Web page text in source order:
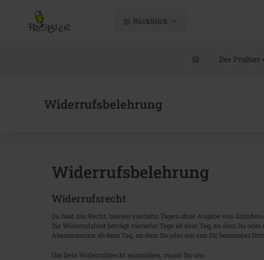
Rückblick
Der
Widerrufsbelehrung
Widerrufsbelehrung
Widerrufsrecht
Du hast das Recht, binnen vierzehn Tagen ohne Angabe von
Die Widerrufsfrist beträgt vierzehn Tage ab dem Tag, an dem Du
Abonnements: ab dem Tag, an dem Du oder ein von Dir benannter
Um Dein Widerrufsrecht auszuüben, musst Du uns